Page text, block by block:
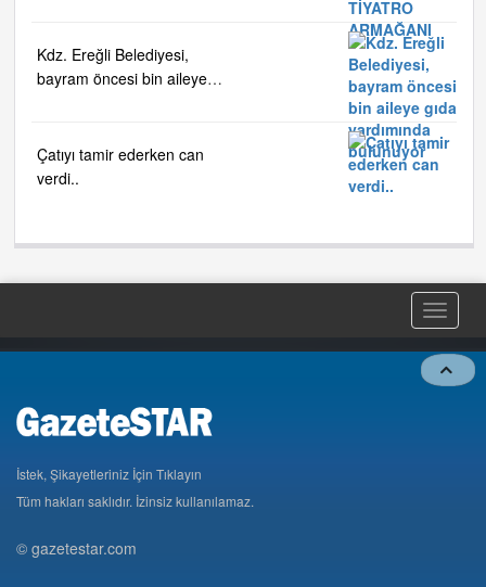
Kdz. Ereğli Belediyesi,
bayram öncesi bin aileye
Çatıyı tamir ederken can
verdi..
Toggle
İstek, Şikayetleriniz İçin Tıklayın
Tüm hakları saklıdır. İzinsiz kullanılamaz.
© gazetestar.com